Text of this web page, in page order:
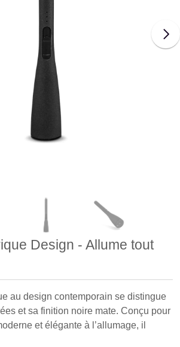
Design - Allume tout
au design contemporain se distingue
et sa finition noire mate. Conçu pour
et élégante à l’allumage, il